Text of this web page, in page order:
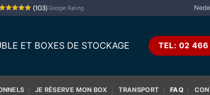
Google Rating
ET BOXES DE STOCKAGE TEL: 02
JE RÉSERVE MON BOX TRANSPORT FAQ